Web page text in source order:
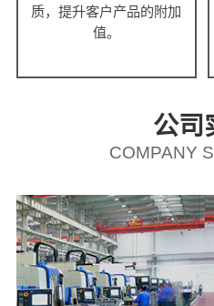
质，提升客户产品的附加
值。
公司
COMPANY